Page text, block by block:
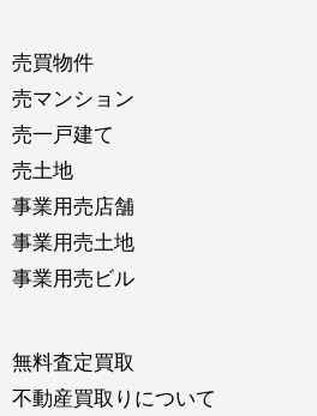
売買物件
売マンション
売一戸建て
売土地
事業用売店舗
事業用売土地
事業用売ビル
無料査定買取
不動産買取りについて